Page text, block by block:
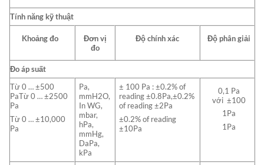
Tính năng kỹ thuật
Khoảng đo
Đơn vị
đo
Độ chính xác Độ phân giải
Đo áp suất
Từ 0 … ±500
PaTừ 0 … ±2500
Pa
Từ 0 … ±10,000
Pa
Pa,
mmH2O,
In WG,
mbar,
hPa,
mmHg,
DaPa,
kPa
± 100 Pa : ±0.2% of
reading ±0.8Pa,±0.2%
of reading ±2Pa
±0.2% of reading
±10Pa
0,1 Pa
với ±100
1Pa
1Pa